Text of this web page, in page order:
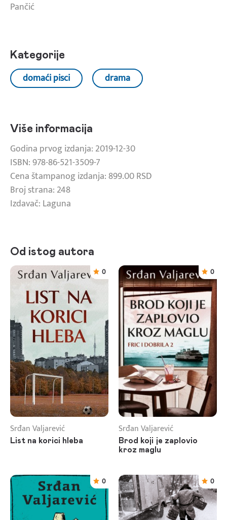
Pančić
Kategorije
domaći pisci drama
Više informacija
Godina prvog izdanja: 2019-12-30
ISBN: 978-86-521-3509-7
Cena štampanog izdanja: 899.00 RSD
Broj strana: 248
Izdavač: Laguna
Od istog autora
0
Srđan Valjarević
List na korici hleba
0
Srđan Valjarević
Brod koji je zaplovio
kroz maglu
0 0